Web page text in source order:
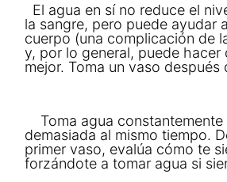
El agua en sí no reduce el
la sangre, pero puede ayudar
cuerpo (una complicación de
y, por lo general, puede hacer
mejor. Toma un vaso después
Toma agua constantemente
demasiada al mismo tiempo.
primer vaso, evalúa cómo te
forzándote a tomar agua si